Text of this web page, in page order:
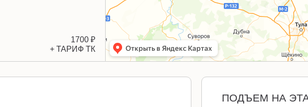
1700 ₽
+ ТАРИФ ТК
ПОДЪЕМ НА